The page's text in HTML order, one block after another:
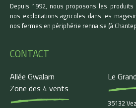
Depuis 1992, nous proposons les
nos exploitations agricoles dans les
nos fermes en périphérie rennaise (à
CONTACT
Allée Gwalarn
Zone des 4 vents
Le
35132